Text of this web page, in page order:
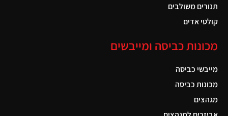
תנורים משולבים
קולטי אדים
מכונות כביסה ומייבשים
מייבשי כביסה
מכונות כביסה
מגהצים